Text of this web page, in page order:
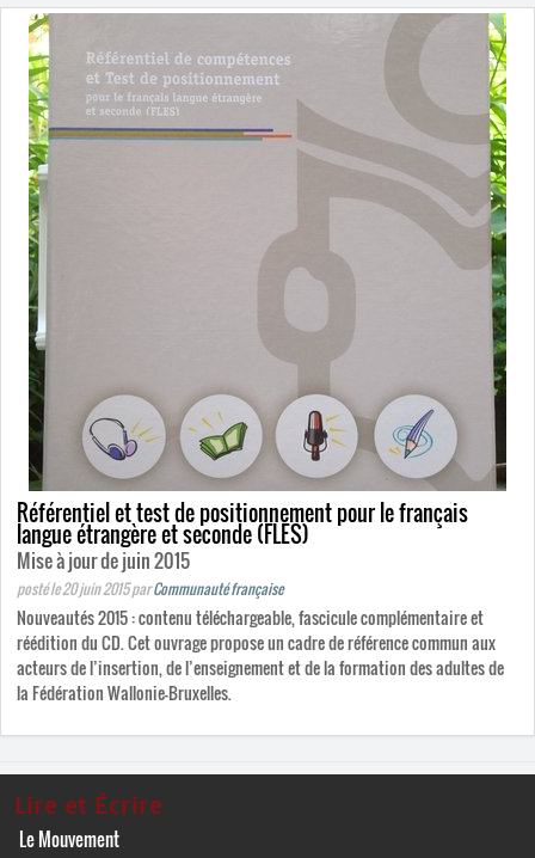
Référentiel et test de positionnement pour le français
langue étrangère et seconde (FLES)
Mise à jour de juin 2015
posté le 20 juin 2015parCommunauté française
Nouveautés 2015 : contenu téléchargeable, fascicule complémentaire et
réédition du CD. Cet ouvrage propose un cadre de référence commun aux
acteurs de l’insertion, de l’enseignement et de la formation des adultes de
la Fédération Wallonie-Bruxelles.
Lire et Écrire
Le Mouvement